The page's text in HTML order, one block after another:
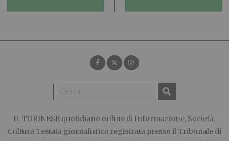
IL TORINESE quotidiano online di Informazione, Società,
Cultura Testata giornalistica registrata presso il Tribunale di